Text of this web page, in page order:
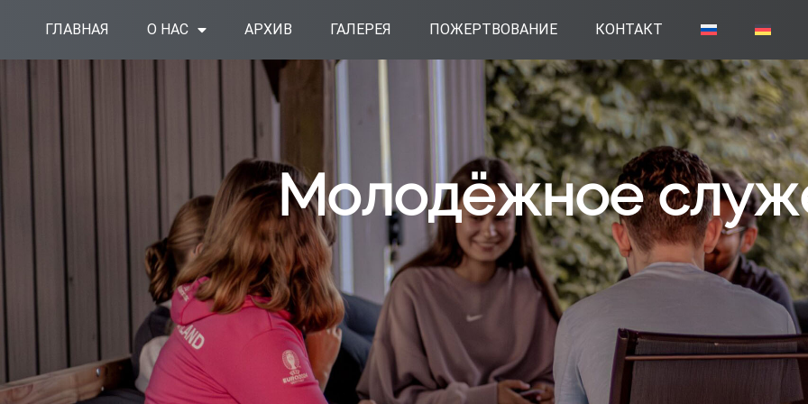
содержимому
ГЛАВНАЯ О НАС АРХИВ ГАЛЕРЕЯ ПОЖЕРТВОВАНИЕ КОНТАКТ
Молодёжное